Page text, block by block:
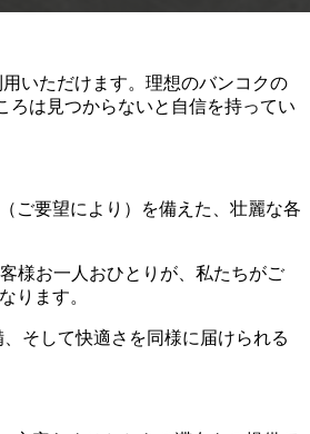
いただけます。理想のバンコクの
ろは見つからないと自信を持ってい
ご要望により）を備えた、壮麗な各
様お一人おひとりが、私たちがご
ります。
そして快適さを同様に届けられる